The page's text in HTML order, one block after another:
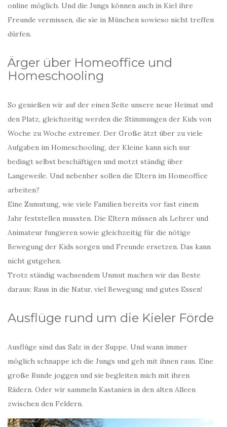
online möglich. Und die Jungs können auch in Kiel ihre
Freunde vermissen, die sie in München sowieso nicht treffen
dürfen.
Ärger über Homeoffice und
Homeschooling
So genießen wir auf der einen Seite unsere neue Heimat und
den Platz, gleichzeitig werden die Stimmungen der Kids von
Woche zu Woche extremer. Der Große ätzt über zu viele
Aufgaben im Homeschooling, der Kleine kann sich nur
bedingt selbst beschäftigen und motzt ständig über
Langeweile. Und nebenher sollen die Eltern im Homeoffice
arbeiten?
Eine Zumutung, wie viele Familien bereits vor fast einem
Jahr feststellen mussten. Die Eltern müssen als Lehrer und
Animateur fungieren sowie gleichzeitig für die nötige
Bewegung der Kids sorgen und Freunde ersetzen. Das kann
nicht gutgehen.
Trotz ständig wachsendem Unmut machen wir das Beste
daraus: Raus in die Natur, viel Bewegung und gutes Essen!
Ausflüge rund um die Kieler Förde
Ausflüge sind das Salz in der Suppe. Und wann immer
möglich schnappe ich die Jungs und geh mit ihnen raus. Eine
große Runde joggen und sie begleiten mich mit ihren
Rädern. Oder wir sammeln Kastanien in den alten Alleen
zwischen den Feldern.